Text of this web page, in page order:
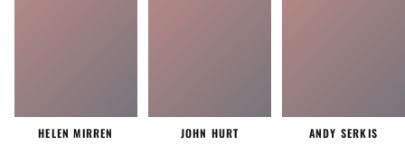
HELEN MIRREN
JOHN HURT
ANDY SERKIS